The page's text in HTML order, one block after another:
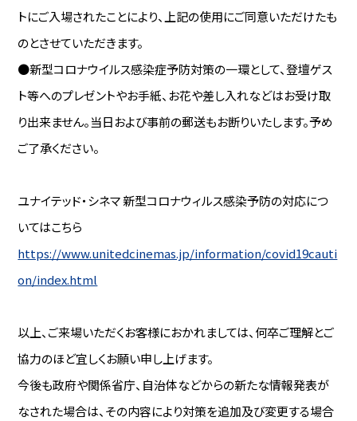
トにご入場されたことにより、上記の使用にご同意いただけたも
のとさせていただきます。
●新型コロナウイルス感染症予防対策の一環として、登壇ゲス
ト等へのプレゼントやお手紙、お花や差し入れなどはお受け取
り出来ません。当日および事前の郵送もお断りいたします。予め
ご了承ください。
ユナイテッド・シネマ 新型コロナウィルス感染予防の対応につ
いてはこちら
https://www.unitedcinemas.jp/information/covid19cauti
on/index.html
以上、ご来場いただくお客様におかれましては、何卒ご理解とご
協力のほど宜しくお願い申し上げます。
今後も政府や関係省庁、自治体などからの新たな情報発表が
なされた場合は、その内容により対策を追加及び変更する場合